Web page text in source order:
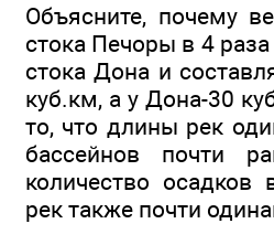
Объясните, почему
стока Печоры в 4
стока Дона и
куб.км, а у Дона-30
то, что длины рек
бассейнов почти
количество осадков
рек также почти